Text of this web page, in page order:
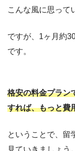
こんな風に思って
ですが、1ヶ月約
です。
格安の料金プラン
すれば、もっと費
ということで、留
見ていきましょう。